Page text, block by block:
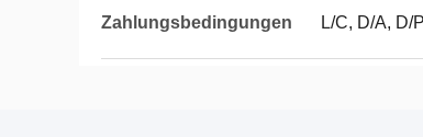
Zahlungsbedingungen L/C, D/A, D/